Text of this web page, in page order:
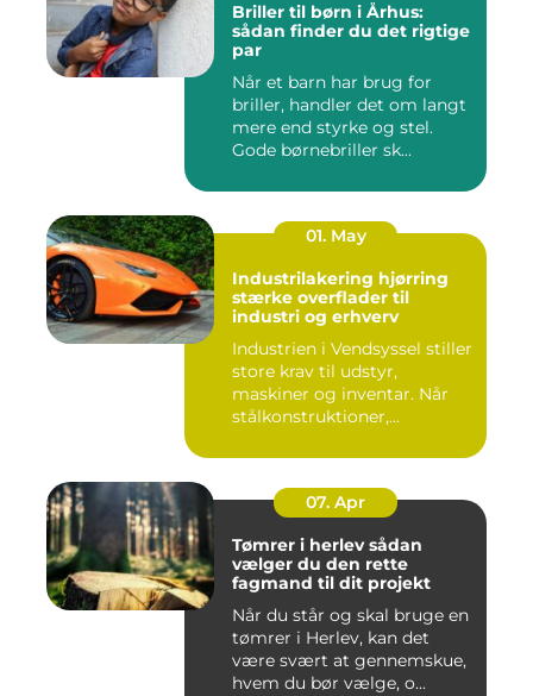
Briller til børn i Århus:
sådan finder du det rigtige
par
Når et barn har brug for
briller, handler det om langt
mere end styrke og stel.
Gode børnebriller sk...
01. May
Industrilakering hjørring
stærke overflader til
industri og erhverv
Industrien i Vendsyssel stiller
store krav til udstyr,
maskiner og inventar. Når
stålkonstruktioner,...
07. Apr
Tømrer i herlev sådan
vælger du den rette
fagmand til dit projekt
Når du står og skal bruge en
tømrer i Herlev, kan det
være svært at gennemskue,
hvem du bør vælge, o...